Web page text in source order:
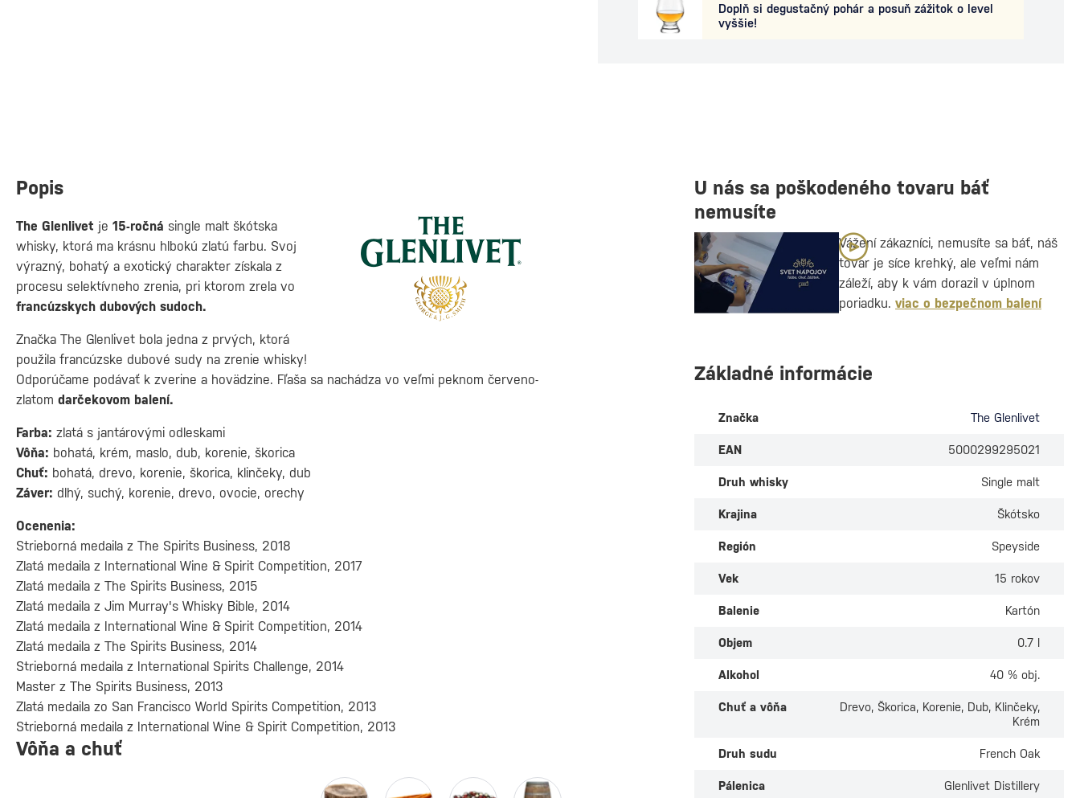
Doplň si degustačný pohár a posuň zážitok o level
vyššie!
Popis
The Glenlivet je 15-ročná single malt škótska
whisky, ktorá ma krásnu hlbokú zlatú farbu. Svoj
výrazný, bohatý a exotický charakter získala z
procesu selektívneho zrenia, pri ktorom zrela vo
francúzskych dubových sudoch.
Značka The Glenlivet bola jedna z prvých, ktorá
použila francúzske dubové sudy na zrenie whisky!
Odporúčame podávať k zverine a hovädzine. Fľaša sa nachádza vo veľmi peknom červeno-
zlatom darčekovom balení.
Farba: zlatá s jantárovými odleskami
Vôňa: bohatá, krém, maslo, dub, korenie, škorica
Chuť: bohatá, drevo, korenie, škorica, klinčeky, dub
Záver: dlhý, suchý, korenie, drevo, ovocie, orechy
Ocenenia:
Strieborná medaila z The Spirits Business, 2018
Zlatá medaila z International Wine & Spirit Competition, 2017
Zlatá medaila z The Spirits Business, 2015
Zlatá medaila z Jim Murray's Whisky Bible, 2014
Zlatá medaila z International Wine & Spirit Competition, 2014
Zlatá medaila z The Spirits Business, 2014
Strieborná medaila z International Spirits Challenge, 2014
Master z The Spirits Business, 2013
Zlatá medaila zo San Francisco World Spirits Competition, 2013
Strieborná medaila z International Wine & Spirit Competition, 2013
Vôňa a chuť
U nás sa poškodeného tovaru báť
nemusíte
Vážení zákazníci, nemusíte sa báť, náš
tovar je síce krehký, ale veľmi nám
záleží, aby k vám dorazil v úplnom
poriadku. viac o bezpečnom balení
Základné informácie
Značka The Glenlivet
EAN 5000299295021
Druh whisky Single malt
Krajina Škótsko
Región Speyside
Vek 15 rokov
Balenie Kartón
Objem 0.7 l
Alkohol 40 % obj.
Chuť a vôňa
Drevo, Škorica, Korenie, Dub, Klinčeky,
Krém
Druh sudu French Oak
Pálenica Glenlivet Distillery